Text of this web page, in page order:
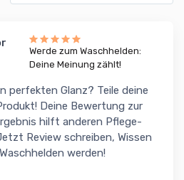
Werde zum Waschhelden:
Deine Meinung zählt!
perfekten Glanz? Teile deine
Deine Bewertung zur
hilft anderen Pflege-
Review schreiben, Wissen
werden!